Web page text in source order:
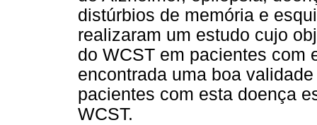
distúrbios de memória e
realizaram um estudo cujo
do WCST em pacientes com
encontrada uma boa
pacientes com esta doença
WCST.